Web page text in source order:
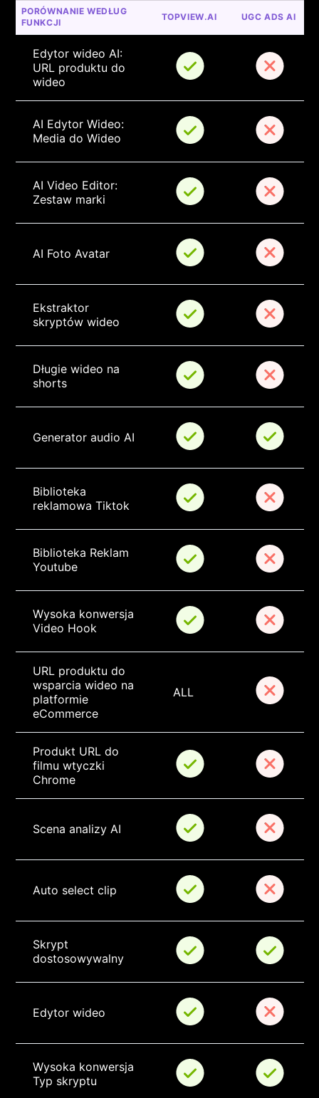
PORÓWNANIE WEDŁUG
FUNKCJI
TOPVIEW.AI UGC ADS AI
Edytor wideo AI:
URL produktu do
wideo
AI Edytor Wideo:
Media do Wideo
AI Video Editor:
Zestaw marki
AI Foto Avatar
Ekstraktor
skryptów wideo
Długie wideo na
shorts
Generator audio AI
Biblioteka
reklamowa Tiktok
Biblioteka Reklam
Youtube
Wysoka konwersja
Video Hook
URL produktu do
wsparcia wideo na
platformie
eCommerce
ALL
Produkt URL do
filmu wtyczki
Chrome
Scena analizy AI
Auto select clip
Skrypt
dostosowywalny
Edytor wideo
Wysoka konwersja
Typ skryptu